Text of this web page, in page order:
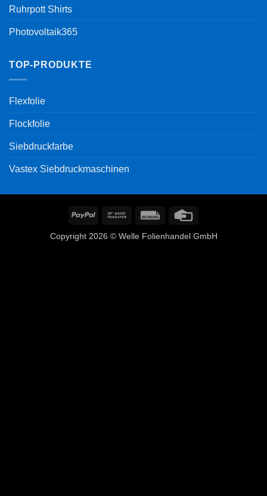
Ruhrpott Shirts
Photovoltaik365
TOP-PRODUKTE
Flexfolie
Flockfolie
Siebdruckfarbe
Vastex Siebdruckmaschinen
PayPal
Bank
Rechung
Copyright 2026 © Welle Folienhandel GmbH